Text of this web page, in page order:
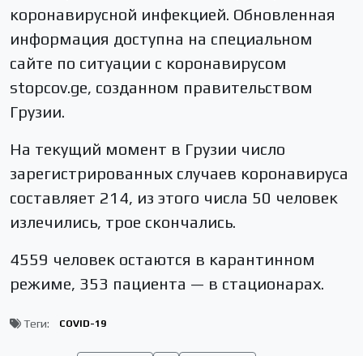
коронавирусной инфекцией. Обновленная
информация доступна на специальном
сайте по ситуации с коронавирусом
stopcov.ge, созданном правительством
Грузии.
На текущий момент в Грузии число
зарегистрированных случаев коронавируса
составляет 214, из этого числа 50 человек
излечились, трое скончались.
4559 человек остаются в карантинном
режиме, 353 пациента — в стационарах.
Теги: COVID-19